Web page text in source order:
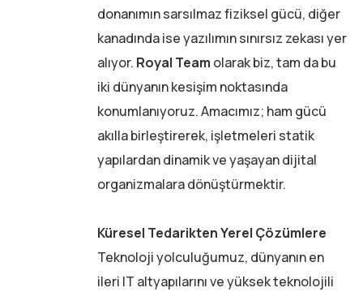
donanımın sarsılmaz fiziksel gücü, diğer
kanadında ise yazılımın sınırsız zekası yer
alıyor. Royal Team olarak biz, tam da bu
iki dünyanın kesişim noktasında
konumlanıyoruz. Amacımız; ham gücü
akılla birleştirerek, işletmeleri statik
yapılardan dinamik ve yaşayan dijital
organizmalara dönüştürmektir.
Küresel Tedarikten Yerel Çözümlere
Teknoloji yolculuğumuz, dünyanın en
ileri IT altyapılarını ve yüksek teknolojili